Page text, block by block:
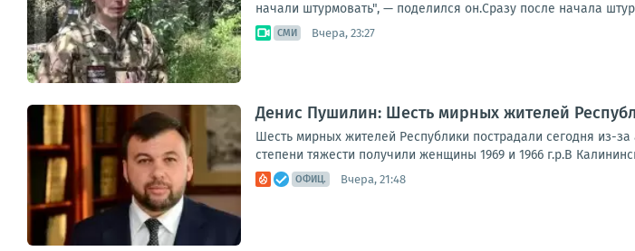
начали штурмовать", — поделился он.Сразу после начала
СМИ Вчера, 23:27
Денис Пушилин: Шесть мирных жителей
Шесть мирных жителей Республики пострадали сегодня из-
степени тяжести получили женщины 1969 и 1966 г.р.В
ОФИЦ. Вчера, 21:48